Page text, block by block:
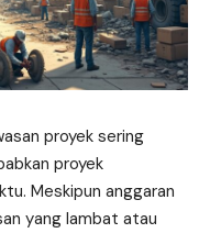
proyek sering
proyek
Meskipun anggaran
yang lambat atau